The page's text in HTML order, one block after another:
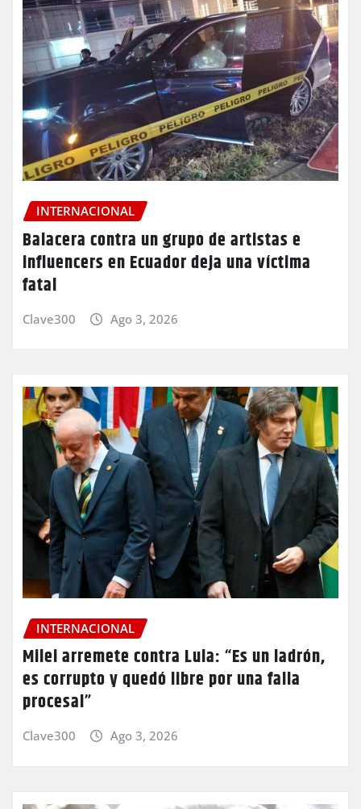
INTERNACIONAL
Balacera contra un grupo de artistas e
influencers en Ecuador deja una víctima
fatal
Clave300 Ago 3, 2026
INTERNACIONAL
Milei arremete contra Lula: “Es un ladrón,
es corrupto y quedó libre por una falla
procesal”
Clave300 Ago 3, 2026